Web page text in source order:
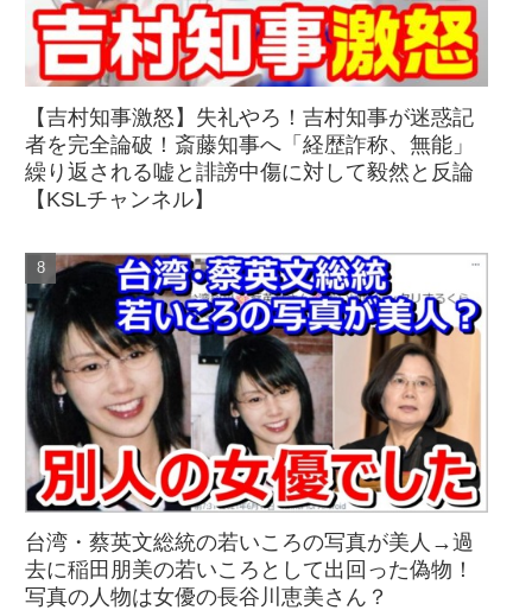
【吉村知事激怒】失礼やろ！吉村知事が迷惑記
者を完全論破！斎藤知事へ「経歴詐称、無能」
繰り返される嘘と誹謗中傷に対して毅然と反論
【KSLチャンネル】
台湾・蔡英文総統の若いころの写真が美人→過
去に稲田朋美の若いころとして出回った偽物！
写真の人物は女優の長谷川恵美さん？